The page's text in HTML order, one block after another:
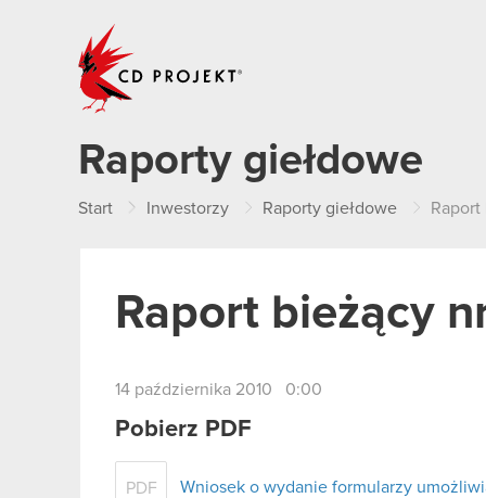
Raporty giełdowe
Start Inwestorzy Raporty giełdowe
Raport bieżący
14 października 2010 0:00
Pobierz PDF
PDF Wniosek o wydanie formularzy